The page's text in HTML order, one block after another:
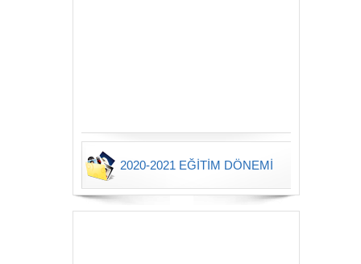
2020-2021 EĞİTİM DÖNEMİ